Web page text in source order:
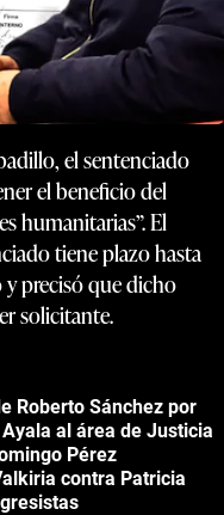
el sentenciado
el beneficio del
humanitarias”. El
tiene plazo hasta
precisó que dicho
solicitante.
Roberto Sánchez por
al área de Justicia
Pérez
contra Patricia